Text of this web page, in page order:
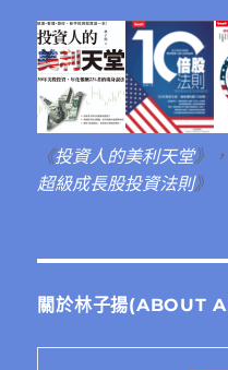
《投資人的美利天堂》
超級成長股投資法則》
關於林子揚(ABOUT